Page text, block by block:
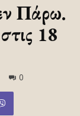
Πάρω.
18
0